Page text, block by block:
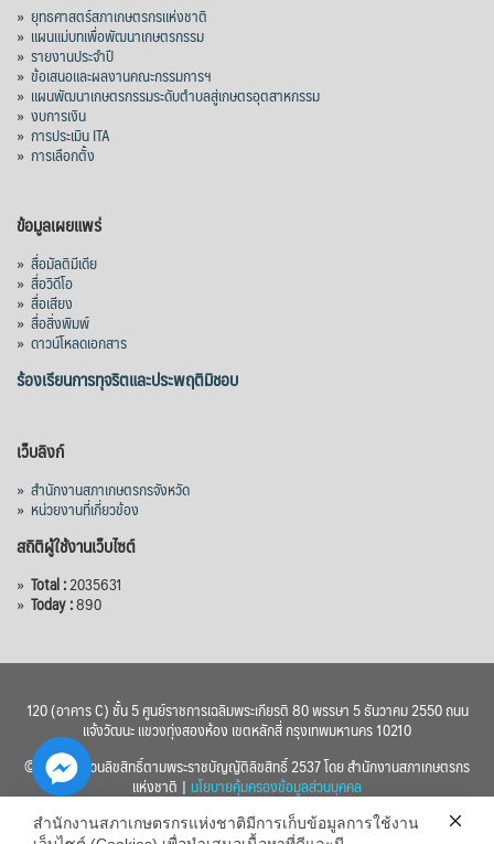
» ยุทธศาสตร์สภาเกษตรกรแห่งชาติ
» แผนแม่บทเพื่อพัฒนาเกษตรกรรม
» รายงานประจำปี
» ข้อเสนอและผลงานคณะกรรมการฯ
» แผนพัฒนาเกษตรกรรมระดับตำบลสู่เกษตรอุตสาหกรรม
» งบการเงิน
» การประเมิน ITA
» การเลือกตั้ง
ข้อมูลเผยแพร่
» สื่อมัลติมีเดีย
» สื่อวิดีโอ
» สื่อเสียง
» สื่อสิ่งพิมพ์
» ดาวน์โหลดเอกสาร
ร้องเรียนการทุจริตและประพฤติมิชอบ
เว็บลิงก์
» สำนักงานสภาเกษตรกรจังหวัด
» หน่วยงานที่เกี่ยวข้อง
สถิติผู้ใช้งานเว็บไซต์
» Total :2035631
» Today :890
120 (อาคาร C) ชั้น 5 ศูนย์ราชการเฉลิมพระเกียรติ 80 พรรษา 5 ธันวาคม 2550 ถนน
แจ้งวัฒนะ แขวงทุ่งสองห้อง เขตหลักสี่ กรุงเทพมหานคร 10210
© 2560 สงวนลิขสิทธิ์ตามพระราชบัญญัติลิขสิทธิ์ 2537 โดย สำนักงานสภาเกษตรกร
แห่งชาติ | นโยบายคุ้มครองข้อมูลส่วนบุคคล
สำนักงานสภาเกษตรกรแห่งชาติมีการเก็บข้อมูลการใช้งาน